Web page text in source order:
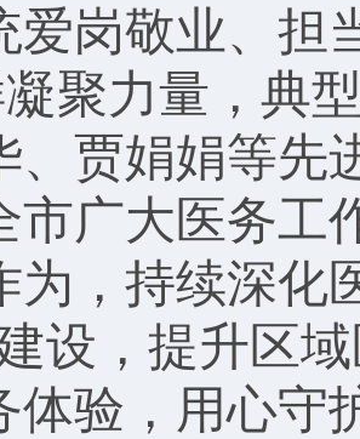
爱岗敬业、担
聚力量，典
、贾娟娟等先
市广大医务工
为，持续深化
设，提升区
体验，用心守